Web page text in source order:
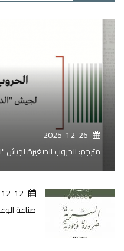
2025-12-26
مترجم: الحروب الصغيرة لجيش
12
صناعة